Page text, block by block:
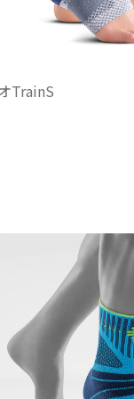
TrainS